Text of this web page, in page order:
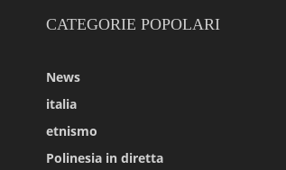
CATEGORIE POPOLARI
News
italia
etnismo
Polinesia in diretta